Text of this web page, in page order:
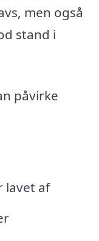
men også
stand i
påvirke
lavet af